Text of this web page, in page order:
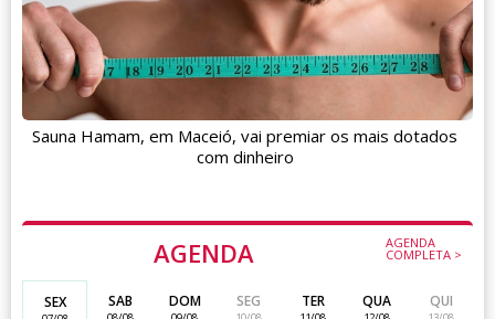
AGENDA AGENDA
COMPLETA >
SEX SAB DOM SEG TER QUA QUI
Sauna Hamam, em Maceió, vai premiar os mais dotados
com dinheiro